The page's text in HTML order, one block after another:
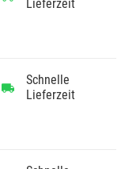
Lieferzeit
Schnelle
Lieferzeit